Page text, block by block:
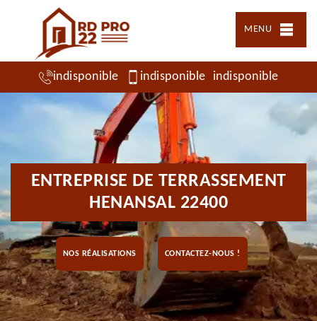
MENU
indisponible indisponible indisponible
ENTREPRISE DE TERRASSEMENT
HENANSAL 22400
NOS RÉALISATIONS CONTACTEZ-NOUS !